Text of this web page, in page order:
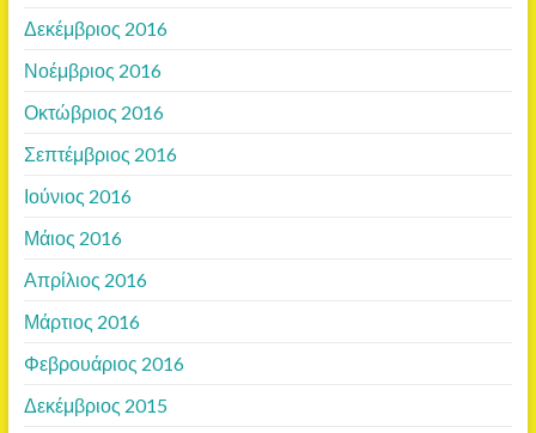
Δεκέμβριος 2016
Νοέμβριος 2016
Οκτώβριος 2016
Σεπτέμβριος 2016
Ιούνιος 2016
Μάιος 2016
Απρίλιος 2016
Μάρτιος 2016
Φεβρουάριος 2016
Δεκέμβριος 2015